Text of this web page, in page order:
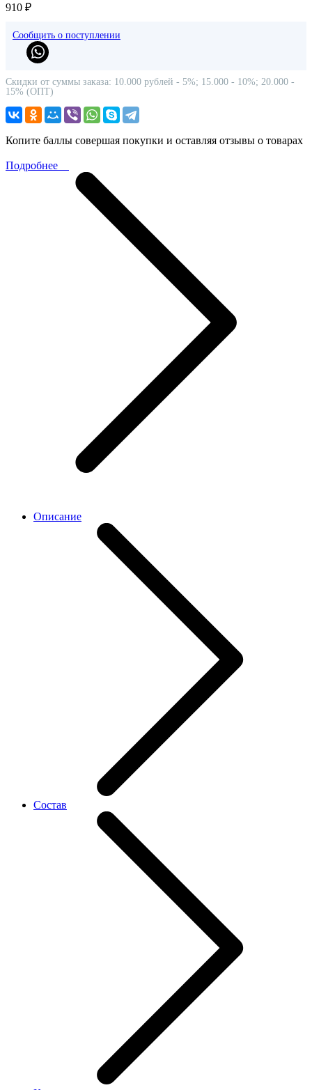
910 ₽
Сообщить о поступлении
Скидки от суммы заказа: 10.000 рублей - 5%; 15.000 - 10%; 20.000 -
15% (ОПТ)
Копите баллы совершая покупки и оставляя отзывы о товарах
Подробнее
Описание
Состав